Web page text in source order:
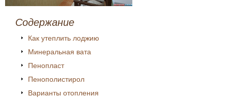
Содержание
Как утеплить лоджию
Минеральная вата
Пенопласт
Пенополистирол
Варианты отопления